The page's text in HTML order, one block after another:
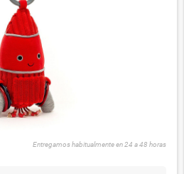
Entregamos habitualmente en 24 a 48 horas